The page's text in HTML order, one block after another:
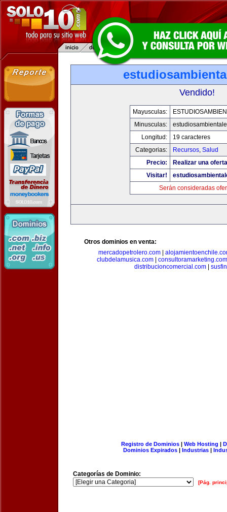
Vendido!
Mayusculas:
Minusculas:
Longitud:
19 caracteres
Categorias:
Recursos, Salud
Precio:
Realizar una
Visitar!
Serán consideradas
Otros dominios en venta:
mercadopetrolero.com|
clubdelamusica.com
consultoramarketing.com
distribucioncomercial.com
Registro de Dominios| Web Hosting |
Dominios Expirados | Industrias |
Categorías de Dominio:
[Pág.